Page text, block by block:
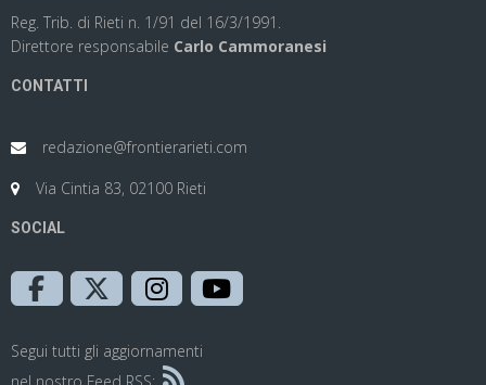
Reg. Trib. di Rieti n. 1/91 del 16/3/1991.
Direttore responsabile Carlo Cammoranesi
CONTATTI
redazione@frontierarieti.com
Via Cintia 83, 02100 Rieti
SOCIAL
Segui tutti gli aggiornamenti
nel nostro Feed RSS: